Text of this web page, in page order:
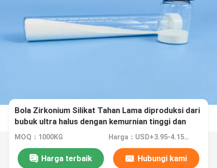
Bola Zirkonium Silikat Tahan Lama diproduksi dari
bubuk ultra halus dengan kemurnian tinggi dan
formula unik untuk penggilingan dan hasil akhir
permukaan matte 125-250μm B60
MOQ：1000KG Harga：USD+3.95-4.15+Kg
Harga terbaik Hubungi kami